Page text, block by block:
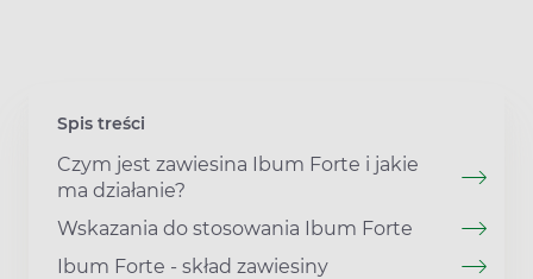
Spis treści
Czym jest zawiesina Ibum Forte i jakie
ma działanie?
Wskazania do stosowania Ibum Forte
Ibum Forte - skład zawiesiny